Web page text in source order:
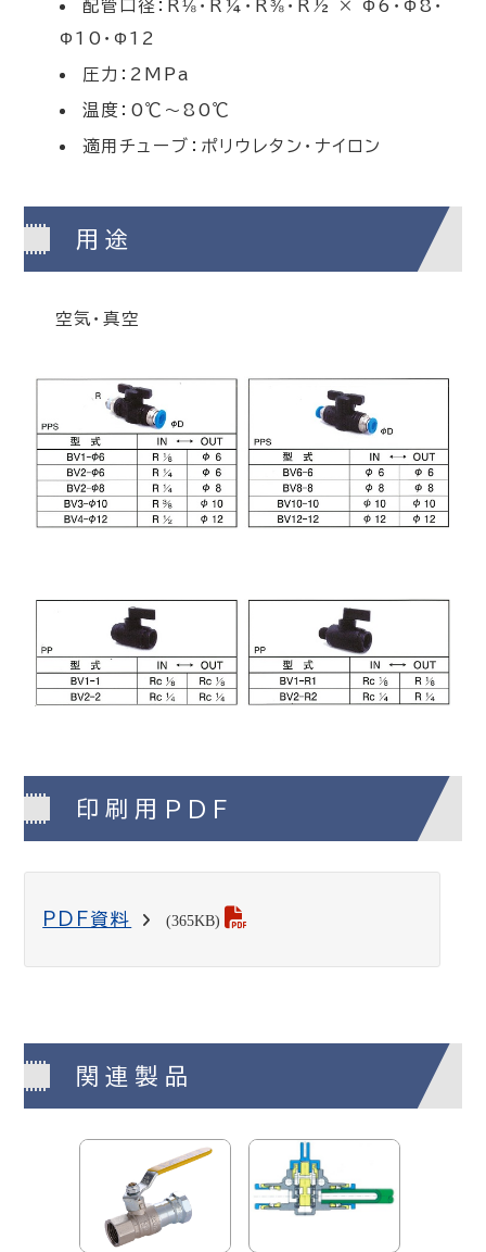
配管口径：R⅛・R¼・R⅜・R½ × Φ6・Φ8・
Φ10・Φ12
圧力：2MPa
温度：0℃～80℃
適用チューブ：ポリウレタン・ナイロン
用途
空気・真空
印刷用PDF
PDF資料 (365KB)
関連製品